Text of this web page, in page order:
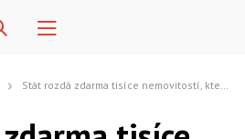
Stát rozdá zdarma tisíce nemovitostí, které už nepotřebuje. Jak a kdo je může získat?